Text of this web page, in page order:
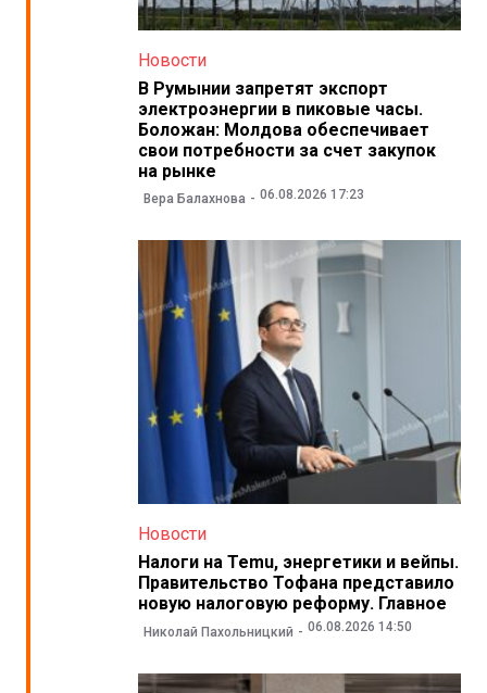
Новости
В Румынии запретят экспорт
электроэнергии в пиковые часы.
Боложан: Молдова обеспечивает
свои потребности за счет закупок
на рынке
Вера Балахнова 06.08.2026 17:23
Новости
Налоги на Temu, энергетики и вейпы.
Правительство Тофана представило
новую налоговую реформу. Главное
Николай Пахольницкий 06.08.2026 14:50